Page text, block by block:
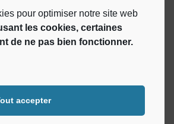
pour optimiser notre site web
les cookies, certaines
de ne pas bien fonctionner.
accepter